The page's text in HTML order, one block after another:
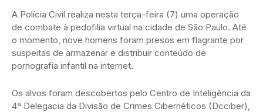
A Polícia Civil realiza nesta terça-feira (7) uma operação
de combate à pedofilia virtual na cidade de São Paulo. Até
o momento, nove homens foram presos em flagrante por
suspeitas de armazenar e distribuir conteúdo de
pornografia infantil na internet.
Os alvos foram descobertos pelo Centro de Inteligência da
4ª Delegacia da Divisão de Crimes Cibernéticos (Dcciber),